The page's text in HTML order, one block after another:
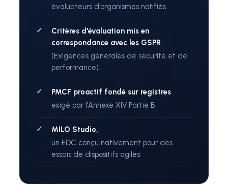
évaluateurs d'organismes notifiés.
Critères d'évaluation mis en
correspondance avec les GSPR
(Exigences générales de sécurité et de
performance).
PMCF proactif fondé sur registres
exigé par l'Annexe XIV Partie B.
MILO Studio,
un EDC conçu nativement pour des
essais de dispositifs agiles.